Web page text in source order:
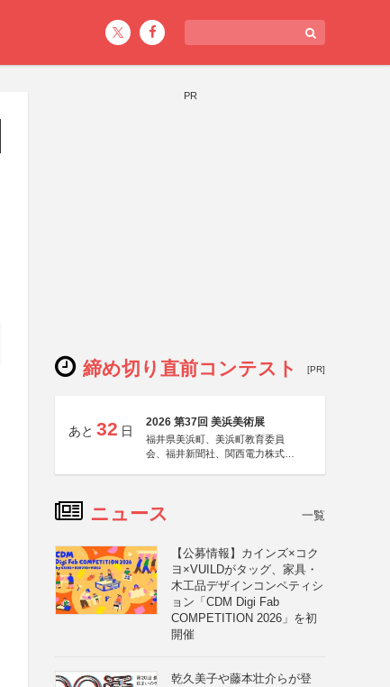
PR
締め切り直前コンテスト [PR]
あと 32 日
2026 第37回 美浜美術展
福井県美浜町、美浜町教育委員
会、福井新聞社、関西電力株式会
ニュース 一覧
【公募情報】カインズ×コク
ヨ×VUILDがタッグ、家具・
木工品デザインコンペティシ
ョン「CDM Digi Fab
COMPETITION 2026」を初
開催
乾久美子や藤本壮介らが登